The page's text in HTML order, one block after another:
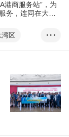
港商服务站”，为
务，连同在大湾
湾区
• • •